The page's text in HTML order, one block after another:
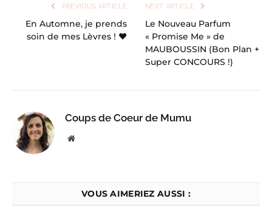
PREVIOUS ARTICLE
En Automne, je prends
soin de mes Lèvres ! ♥
NEXT ARTICLE
Le Nouveau Parfum
« Promise Me » de
MAUBOUSSIN (Bon Plan +
Super CONCOURS !)
Coups de Coeur de Mumu
Website
VOUS AIMERIEZ AUSSI :